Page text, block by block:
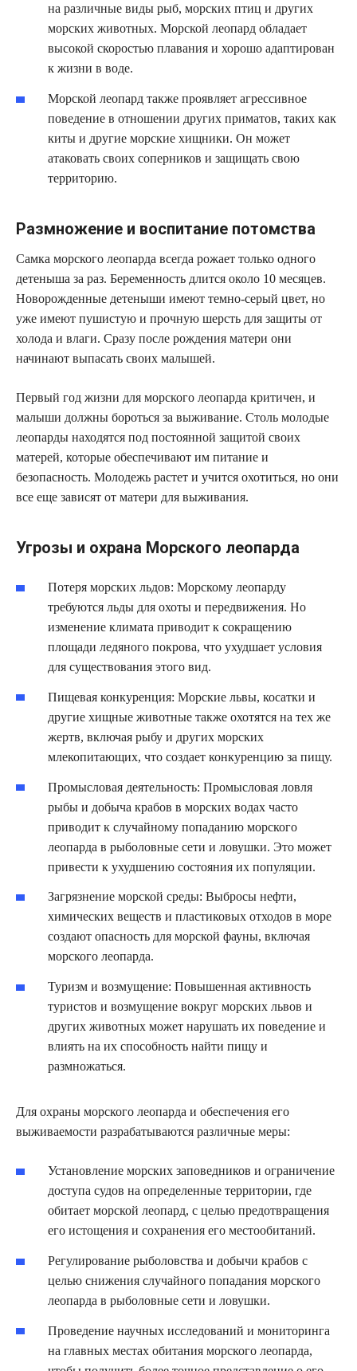
на различные виды рыб, морских птиц и других
морских животных. Морской леопард обладает
высокой скоростью плавания и хорошо адаптирован
к жизни в воде.
Морской леопард также проявляет агрессивное
поведение в отношении других приматов, таких как
киты и другие морские хищники. Он может
атаковать своих соперников и защищать свою
территорию.
Размножение и воспитание потомства
Самка морского леопарда всегда рожает только одного
детеныша за раз. Беременность длится около 10 месяцев.
Новорожденные детеныши имеют темно-серый цвет, но
уже имеют пушистую и прочную шерсть для защиты от
холода и влаги. Сразу после рождения матери они
начинают выпасать своих малышей.
Первый год жизни для морского леопарда критичен, и
малыши должны бороться за выживание. Столь молодые
леопарды находятся под постоянной защитой своих
матерей, которые обеспечивают им питание и
безопасность. Молодежь растет и учится охотиться, но они
все еще зависят от матери для выживания.
Угрозы и охрана Морского леопарда
Потеря морских льдов: Морскому леопарду
требуются льды для охоты и передвижения. Но
изменение климата приводит к сокращению
площади ледяного покрова, что ухудшает условия
для существования этого вид.
Пищевая конкуренция: Морские львы, косатки и
другие хищные животные также охотятся на тех же
жертв, включая рыбу и других морских
млекопитающих, что создает конкуренцию за пищу.
Промысловая деятельность: Промысловая ловля
рыбы и добыча крабов в морских водах часто
приводит к случайному попаданию морского
леопарда в рыболовные сети и ловушки. Это может
привести к ухудшению состояния их популяции.
Загрязнение морской среды: Выбросы нефти,
химических веществ и пластиковых отходов в море
создают опасность для морской фауны, включая
морского леопарда.
Туризм и возмущение: Повышенная активность
туристов и возмущение вокруг морских львов и
других животных может нарушать их поведение и
влиять на их способность найти пищу и
размножаться.
Для охраны морского леопарда и обеспечения его
выживаемости разрабатываются различные меры:
Установление морских заповедников и ограничение
доступа судов на определенные территории, где
обитает морской леопард, с целью предотвращения
его истощения и сохранения его местообитаний.
Регулирование рыболовства и добычи крабов с
целью снижения случайного попадания морского
леопарда в рыболовные сети и ловушки.
Проведение научных исследований и мониторинга
на главных местах обитания морского леопарда,